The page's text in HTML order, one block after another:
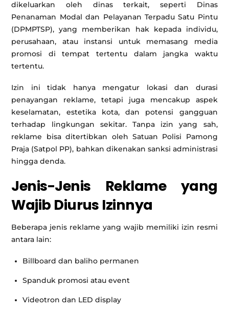
dikeluarkan oleh dinas terkait, seperti Dinas
Penanaman Modal dan Pelayanan Terpadu Satu Pintu
(DPMPTSP), yang memberikan hak kepada individu,
perusahaan, atau instansi untuk memasang media
promosi di tempat tertentu dalam jangka waktu
tertentu.
Izin ini tidak hanya mengatur lokasi dan durasi
penayangan reklame, tetapi juga mencakup aspek
keselamatan, estetika kota, dan potensi gangguan
terhadap lingkungan sekitar. Tanpa izin yang sah,
reklame bisa ditertibkan oleh Satuan Polisi Pamong
Praja (Satpol PP), bahkan dikenakan sanksi administrasi
hingga denda.
Jenis-Jenis Reklame yang
Wajib Diurus Izinnya
Beberapa jenis reklame yang wajib memiliki izin resmi
antara lain:
Billboard dan baliho permanen
Spanduk promosi atau event
Videotron dan LED display